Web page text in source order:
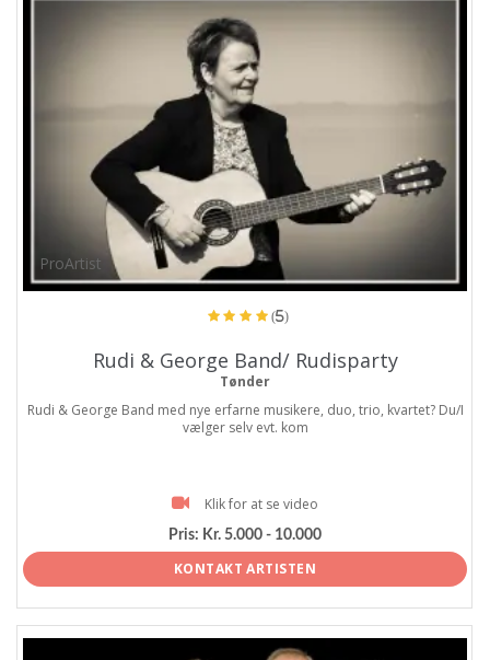
ProArtist
(5)
Rudi & George Band/ Rudisparty
Tønder
Rudi & George Band med nye erfarne musikere, duo, trio, kvartet? Du/I
vælger selv evt. kom
Klik for at se video
Pris: Kr. 5.000 - 10.000
KONTAKT ARTISTEN